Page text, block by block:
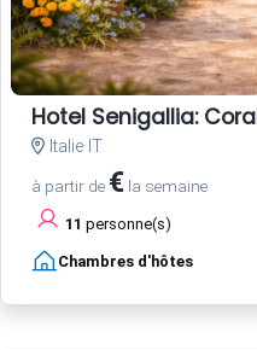
Hotel Senigallia:
Italie IT
à partir de € la semaine
11 personne(s)
Chambres d'hôtes